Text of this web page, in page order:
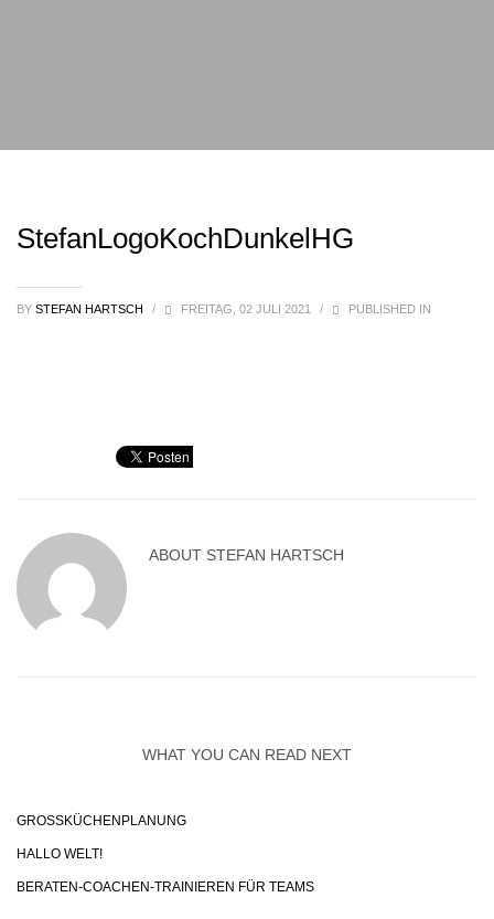
StefanLogoKochDunkelHG
BY STEFAN HARTSCH / FREITAG, 02 JULI 2021 / PUBLISHED IN
ABOUT STEFAN HARTSCH
WHAT YOU CAN READ NEXT
GROSSKÜCHENPLANUNG
HALLO WELT!
BERATEN-COACHEN-TRAINIEREN FÜR TEAMS